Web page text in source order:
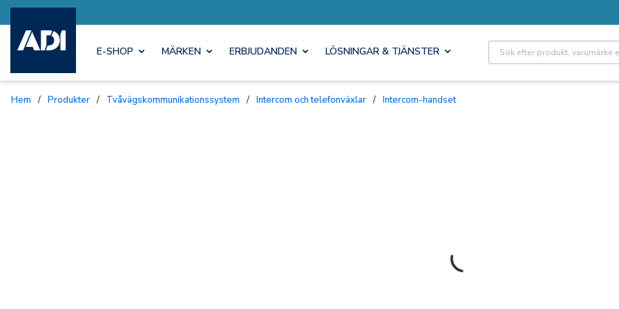
E-SHOP MÄRKEN ERBJUDANDEN LÖSNINGAR & TJÄNSTER Site Search
Hem / Produkter / Tvåvägskommunikationssystem / Intercom och telefonväxlar / Intercom-handset